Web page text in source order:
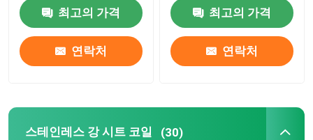
최고의 가격
연락처
최고의 가격
연락처
스테인레스 강 시트 코일 (30)